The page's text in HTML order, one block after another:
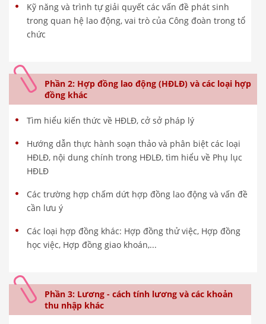
Kỹ năng và trình tự giải quyết các vấn đề phát sinh
trong quan hệ lao động, vai trò của Công đoàn trong tổ
chức
Phần 2: Hợp đồng lao động (HĐLĐ) và các loại hợp
đồng khác
Tìm hiểu kiến thức về HĐLĐ, cở sở pháp lý
Hướng dẫn thực hành soạn thảo và phân biệt các loại
HĐLĐ, nội dung chính trong HĐLĐ, tìm hiểu về Phụ lục
HĐLĐ
Các trường hợp chấm dứt hợp đồng lao động và vấn đề
cần lưu ý
Các loại hợp đồng khác: Hợp đồng thử việc, Hợp đồng
học việc, Hợp đồng giao khoán,...
Phần 3: Lương - cách tính lương và các khoản
thu nhập khác